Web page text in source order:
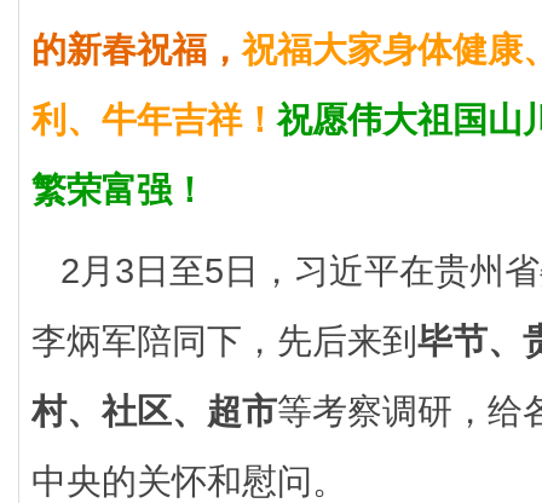
的新春祝福，祝福大家身体健康
利、牛年吉祥！祝愿伟大祖国山
繁荣富强！
2月3日至5日，习近平在贵州
李炳军陪同下，先后来到 毕节、
村、社区、超市等考察调研，给
中央的关怀和慰问。